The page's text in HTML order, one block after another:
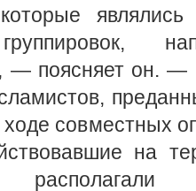
— поясняет он. —
совместных
на